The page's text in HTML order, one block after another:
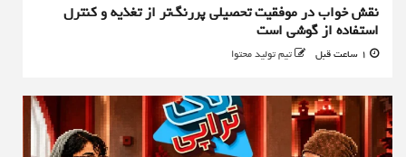
نقش خواب در موفقیت تحصیلی پررنگ‌تر از تغذیه و کنترل
استفاده از گوشی است
تیم تولید محتوا